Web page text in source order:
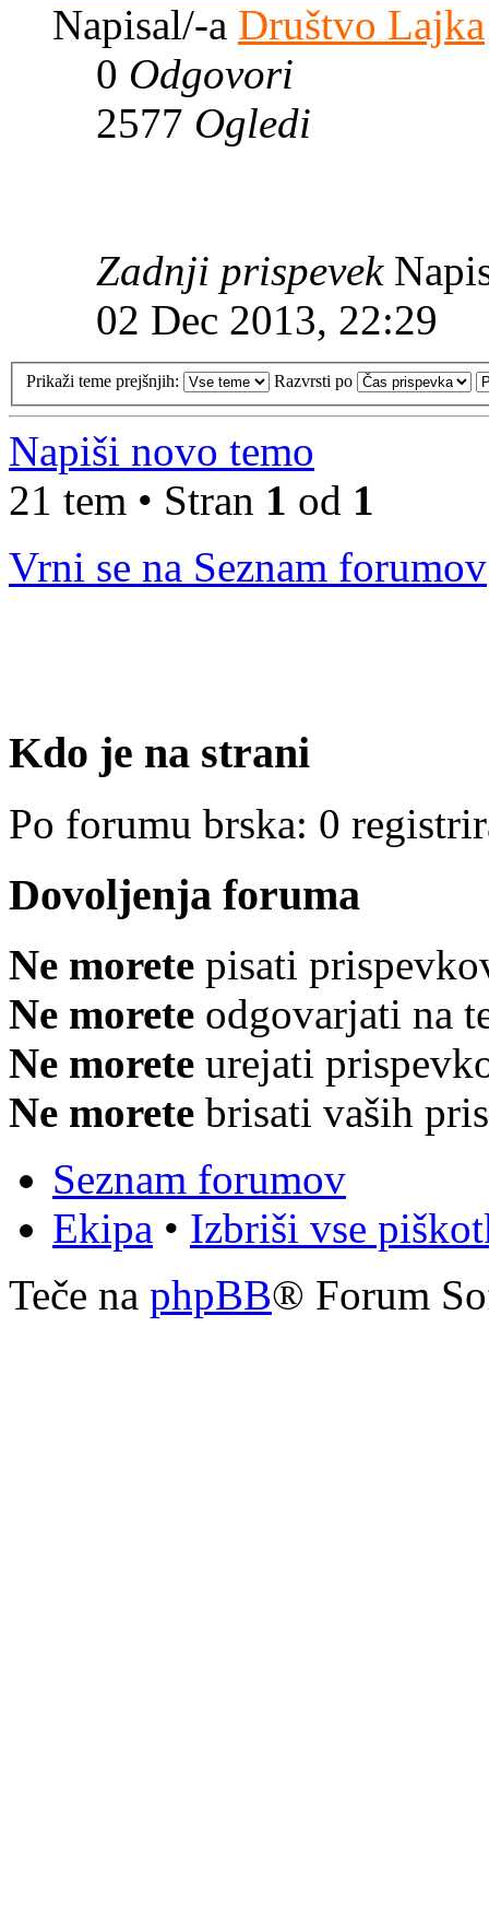
Napisal/-a Društvo Lajka
0 Odgovori
2577 Ogledi
Zadnji prispevek
02 Dec 2013, 22:29
Prikaži teme prejšnjih: Razvrsti po
Napiši novo temo
21 tem • Stran 1 od 1
Vrni se na Seznam forumov
Kdo je na strani
Po forumu brska: 0
Dovoljenja foruma
Ne morete pisati
Ne morete odgovarjati na
Ne morete urejati
Ne morete brisati vaših
Seznam forumov
Ekipa • Izbriši vse
Teče na phpBB® Forum